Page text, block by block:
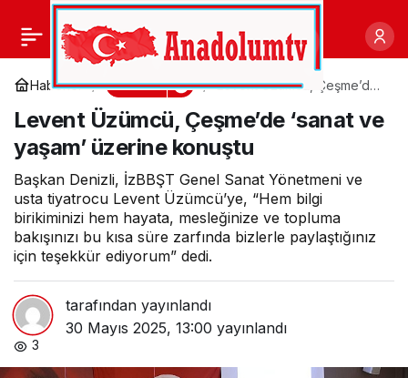
Haberler Kültür
Levent Üzümcü, Çeşme’de
konuştu
Levent Üzümcü, Çeşme’de ‘sanat ve
yaşam’ üzerine konuştu
Başkan Denizli, İzBBŞT Genel Sanat Yönetmeni ve
usta tiyatrocu Levent Üzümcü’ye, “Hem bilgi
birikiminizi hem hayata, mesleğinize ve topluma
bakışınızı bu kısa süre zarfında bizlerle paylaştığınız
için teşekkür ediyorum” dedi.
tarafından yayınlandı
30 Mayıs 2025, 13:00 yayınlandı
3
ASEV Öğrencilerinden
Muhteşem Kapanış
Paylaş